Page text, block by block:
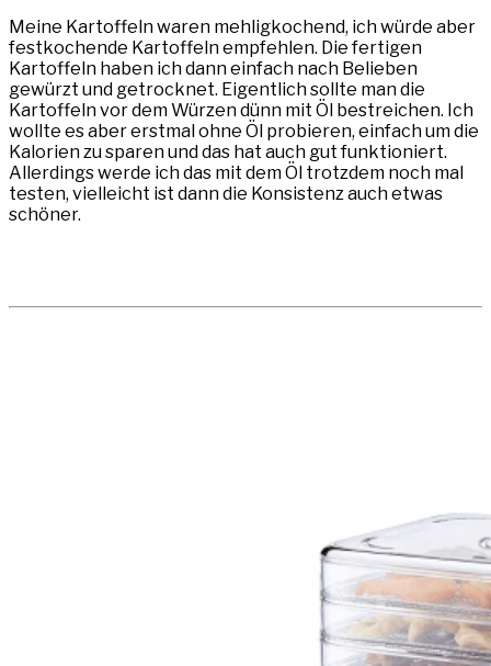
Meine Kartoffeln waren mehligkochend, ich würde aber
festkochende Kartoffeln empfehlen. Die fertigen
Kartoffeln haben ich dann einfach nach Belieben
gewürzt und getrocknet. Eigentlich sollte man die
Kartoffeln vor dem Würzen dünn mit Öl bestreichen. Ich
wollte es aber erstmal ohne Öl probieren, einfach um die
Kalorien zu sparen und das hat auch gut funktioniert.
Allerdings werde ich das mit dem Öl trotzdem noch mal
testen, vielleicht ist dann die Konsistenz auch etwas
schöner.